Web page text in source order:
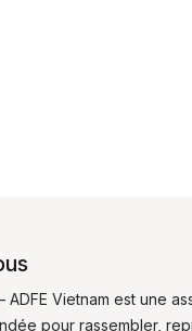
ADFE Vietnam est une
pour rassembler,